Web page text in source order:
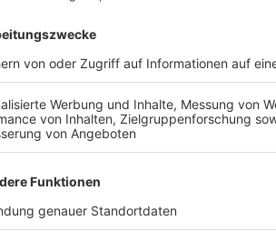
Außerdem verzögert sich
Unternehmen würden es
die mittlerweile in die Jahre
Wartung und Reparatur
Deswegen müssten die
gibt aber auch Lichtblicke,
Anzeige